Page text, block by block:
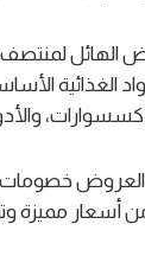
الهائل لمنتصف
الغذائية
خصومات
أسعار مميزة